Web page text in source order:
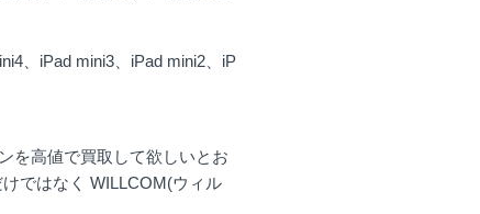
、iPad mini3、iPad mini2、iP
を高値で買取して欲しいとお
ではなく WILLCOM(ウィル